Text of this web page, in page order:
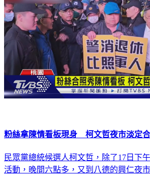
粉絲拿陳情看板現身 柯文哲夜市淡定
民眾黨總統候選人柯文哲，除了17日下
活動，晚間六點多，又到八德的興仁夜